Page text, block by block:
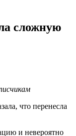
сложную
что перенесла
и невероятно